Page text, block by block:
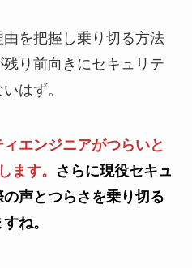
を把握し乗り切る方法
り前向きにセキュリテ
はず。
エンジニアがつらいと
ます。
さらに現役セキュ
声とつらさを乗り切る
ね。